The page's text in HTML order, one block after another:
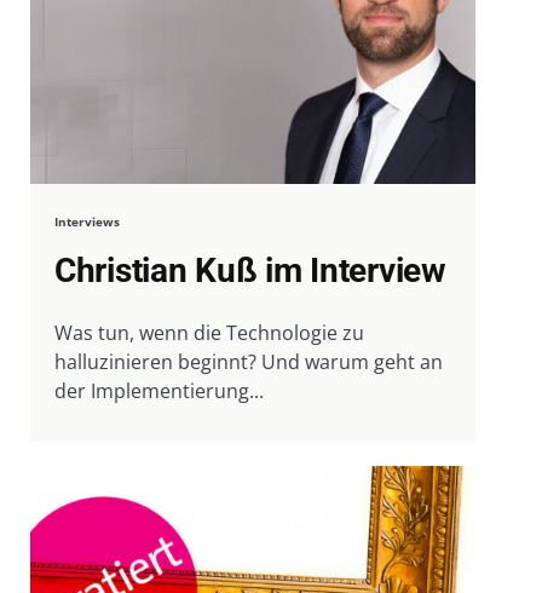
Interviews
Christian Kuß im Interview
Was tun, wenn die Technologie zu
halluzinieren beginnt? Und warum geht an
der Implementierung...